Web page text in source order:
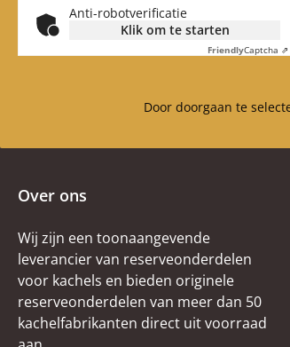
Anti-robotverificatie
Klik om te starten
FriendlyCaptcha ⇗
Door doorgaan te
Over ons
Wij zijn een toonaangevende
leverancier van reserveonderdelen
voor kachels en bieden originele
reserveonderdelen van meer dan 50
kachelfabrikanten direct uit voorraad